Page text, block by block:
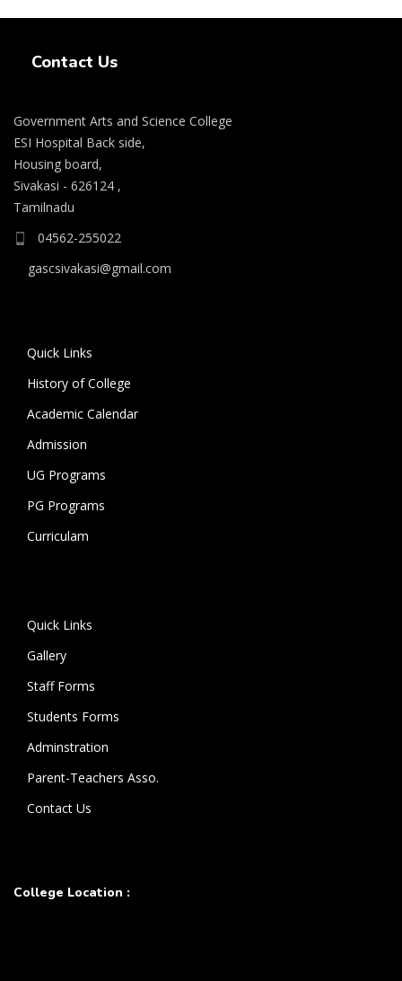
சிவகாசி, அரசு கலை மற்றும் அறிவியல் கல்லூரியில்
விலங்கியல் ஆகிய அறிவியல் பாடப்பிரிவுகளுக்கும்,
09.06.2026 அன்று B.Com., வணிகவியல், B.B.A.,
வணிக நிர்வாகவியல், B.A., பொருளியல், B.A., வரலாறு
ஆகிய கலைப் பாடப்பிரிவுகளுக்கும், 10.06.2026 அன்று
B.A தமிழ், B.A ஆங்கிலம் ஆகிய மொழிப்
பாடப்பிரிவுகளுக்கும் முதல் கட்ட கலந்தாய்வு
12.06.2026 அன்று அனைத்து கலைப் பாடப்பிரிவுகள்
கலந்தாய்வும் நடைபெறுகிறது. 18.06.2026 அன்று
கல்லூரியில் உள்ள அனைத்து பாடப்பிரிவுகளுக்குமான
மூன்றாம் கட்ட கலந்தாய்வு நடைபெறுகிறது.
கலந்தாய்விற்கு அழைக்கப்படும் மாணவ/மாணவியர் உரிய
சான்றிதழ்கள் மற்றும் பெற்றோருடன் மேற்குறிப்பிட்ட
நாட்களில் காலை 9 மணிக்கு கல்லூரிக்கு வருகை தந்து
Contact Us
Government Arts and Science College
ESI Hospital Back side,
Housing board,
Sivakasi - 626124 ,
Tamilnadu
04562-255022
gascsivakasi@gmail.com
Quick Links
History of College
Academic Calendar
Admission
UG Programs
PG Programs
Curriculam
Quick Links
Gallery
Staff Forms
Students Forms
Adminstration
Parent-Teachers Asso.
Contact Us
College Location :